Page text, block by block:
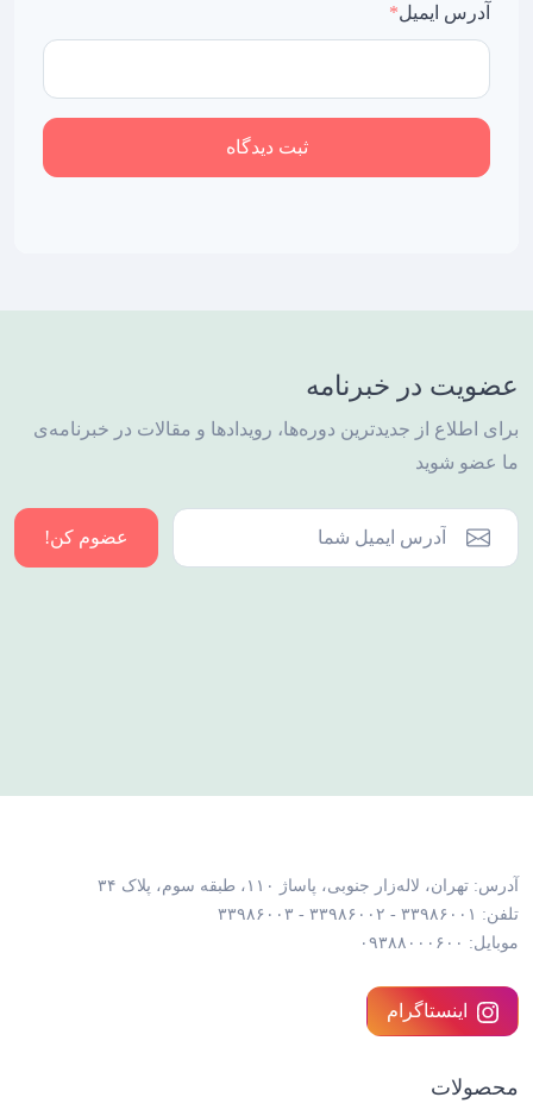
آدرس ایمیل*
ثبت دیدگاه
عضویت در خبرنامه
برای اطلاع از جدیدترین دوره‌ها، رویدادها و مقالات در خبرنامه‌ی
ما عضو شوید
عضوم کن!
آدرس: تهران، لاله‌زار جنوبی، پاساژ ۱۱۰، طبقه سوم، پلاک ۳۴
تلفن: ۳۳۹۸۶۰۰۱ - ۳۳۹۸۶۰۰۲ - ۳۳۹۸۶۰۰۳
موبایل: ۰۹۳۸۸۰۰۰۶۰۰
اینستاگرام
محصولات